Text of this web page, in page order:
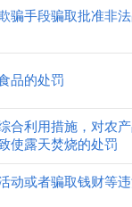
骗手段骗取批准非
品的处罚
合利用措施，对农
使露天焚烧的处罚
动或者骗取钱财等